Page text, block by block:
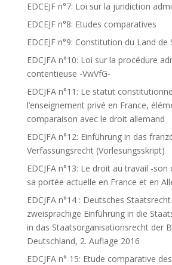
EDCEJF n°7: Loi sur la juridiction
EDCEJF n°8: Etudes comparatives
EDCEJF n°9: Constitution du Land de
EDCJFA n°10: Loi sur la procédure
contentieuse -VwVfG-
EDCJFA n°11: Le statut
l’enseignement privé en France,
comparaison avec le droit allemand
EDCJFA n°12: Einführung in das
Verfassungsrecht (Vorlesungsskript)
EDCJFA n°13: Le droit au travail -
sa portée actuelle en France et en
EDCJFA n°14 : Deutsches
zweisprachige Einführung in die
in das Staatsorganisationsrecht der
Deutschland, 2. Auflage 2016
EDCJFA n° 15: Etude comparative